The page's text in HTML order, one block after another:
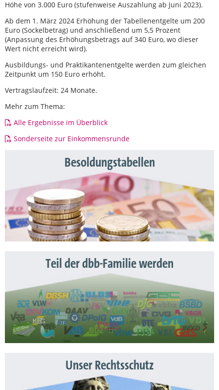
Besoldungstabellen
Teil der dbb-Familie werden
Unser Rechtsschutz
Höhe von 3.000 Euro (stufenweise Auszahlung ab Juni 2023).
Ab dem 1. März 2024 Erhöhung der Tabellenentgelte um 200
Euro (Sockelbetrag) und anschließend um 5,5 Prozent
(Anpassung des Erhöhungsbetrags auf 340 Euro, wo dieser
Wert nicht erreicht wird).
Ausbildungs- und Praktikantenentgelte werden zum gleichen
Zeitpunkt um 150 Euro erhöht.
Vertragslaufzeit: 24 Monate.
Mehr zum Thema:
Alle Ergebnisse im Überblick
Sonderseite zur Einkommensrunde